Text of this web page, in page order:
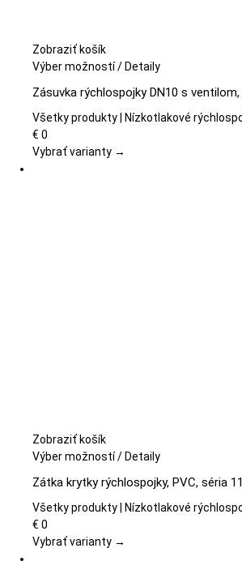
Zobraziť košík
Výber možnostíTento
má
viacero
Možnosti
/Detaily
Zásuvka rýchlospojky DN10 s
Všetky produkty | Nízkotlakové
€ 0
Vybrať varianty →
Zobraziť košík
Výber možností Tento
má
viacero
Možnosti
/Detaily
Zátka krytky rýchlospojky, PVC, séria
Všetky produkty | Nízkotlakové
€ 0
Vybrať varianty →